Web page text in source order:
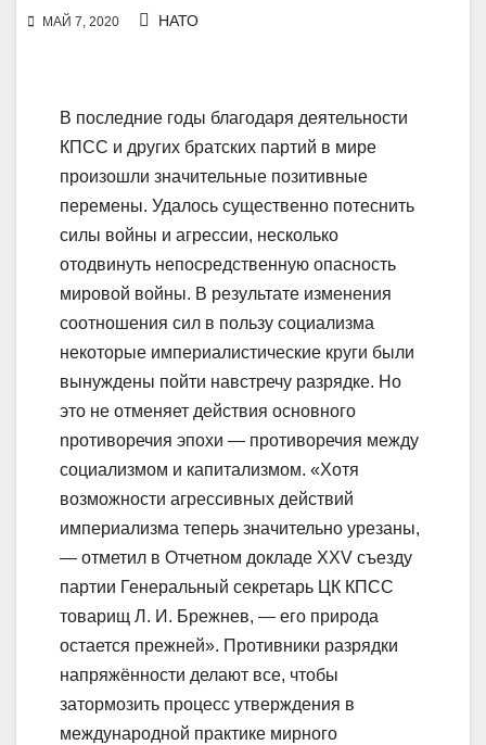
МАЙ 7, 2020 НАТО
В последние годы благодаря деятельности
КПСС и других братских партий в мире
произошли значительные позитивные
перемены. Удалось существенно потеснить
силы войны и агрессии, несколько
отодвинуть непосредственную опасность
мировой войны. В результате изменения
соотношения сил в пользу социализма
некоторые империалистические круги были
вынуждены пойти навстречу разрядке. Но
это не отменяет действия основного
npoтиворечия эпохи — противоречия между
социализмом и капитализмом. «Хотя
возможности агрессивных действий
империализма теперь значительно урезаны,
— отметил в Отчетном докладе XXV съезду
партии Генеральный секретарь ЦК КПСС
товарищ Л. И. Брежнев, — его природа
остается прежней». Противники разрядки
напряжённости делают все, чтобы
затормозить процесс утверждения в
международной практике мирного